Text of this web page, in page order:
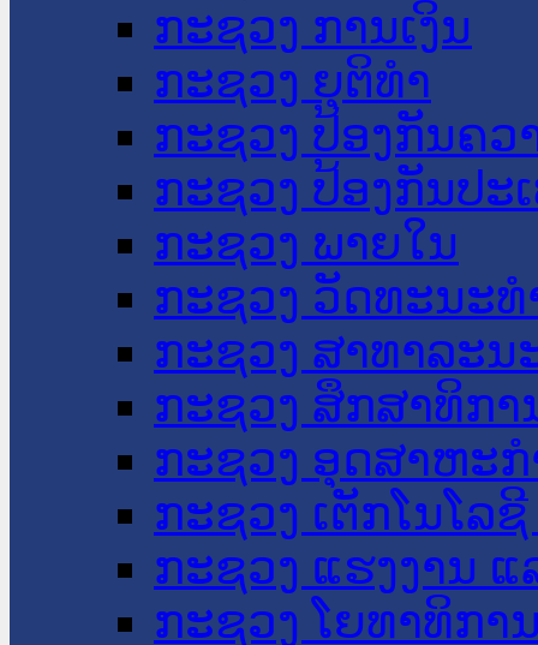
ກະຊວງ ການເງິນ
ກະຊວງ ຍຸຕິທໍາ
ກະຊວງ ປ້ອງກັນຄວ
ກະຊວງ ປ້ອງກັນປະ
ກະຊວງ ພາຍໃນ
ກະຊວງ ວັດທະນະ
ກະຊວງ ສາທາລະນ
ກະຊວງ ສຶກສາທິກາ
ກະຊວງ ອຸດສາຫະ
ກະຊວງ ເຕັກໂນໂລ
ກະຊວງ ແຮງງານ
ກະຊວງ ໂຍທາທິກາ